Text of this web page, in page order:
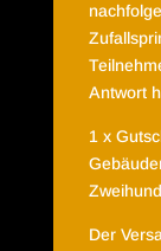
Antwort
1 x
Der